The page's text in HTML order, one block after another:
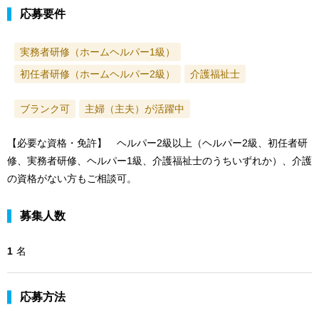
応募要件
実務者研修（ホームヘルパー1級）
初任者研修（ホームヘルパー2級）
介護福祉士
ブランク可 主婦（主夫）が活躍中
【必要な資格・免許】 ヘルパー2級以上（ヘルパー2級、初任者研
修、実務者研修、ヘルパー1級、介護福祉士のうちいずれか）、介護
の資格がない方もご相談可。
募集人数
1 名
応募方法